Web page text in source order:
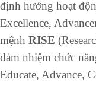
định hướng hoạt
Excellence,
mệnh RISE
đảm nhiệm chức
Educate, Advance,